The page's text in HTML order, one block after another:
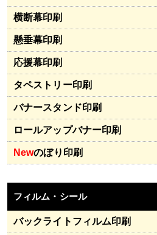
横断幕印刷
懸垂幕印刷
応援幕印刷
タペストリー印刷
バナースタンド印刷
ロールアップバナー印刷
Newのぼり印刷
フィルム・シール
バックライトフィルム印刷